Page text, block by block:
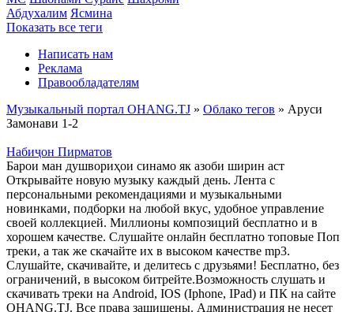
Абдухалим Ясмина
Показать все теги
Написать нам
Реклама
Правообладателям
Музыкальный портал OHANG.TJ » Облако тегов » Аруси
Замонави 1-2
Набиҷон Пирматов
Барои ман душвориҳои синамо як азоби ширин аст
Открывайте новую музыку каждый день. Лента с
персональными рекомендациями и музыкальными
новинками, подборки на любой вкус, удобное управление
своей коллекцией. Миллионы композиций бесплатно и в
хорошем качестве. Слушайте онлайн бесплатно топовые Поп
треки, а так же скачайте их в высоком качестве mp3.
Слушайте, скачивайте, и делитесь с друзьями! Бесплатно, без
ограничений, в высоком битрейте.Возможность слушать и
скачивать треки на Android, IOS (Iphone, IPad) и ПК на сайте
OHANG.TJ. Все права защищены. Администрация не несет